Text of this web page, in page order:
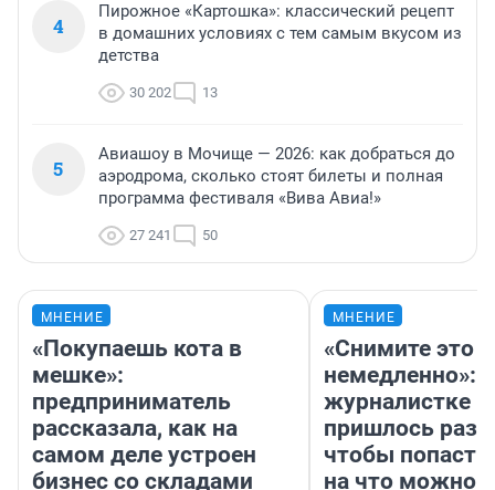
4
Пирожное «Картошка»: классический рецепт
в домашних условиях с тем самым вкусом из
детства
30 202 13
5
Авиашоу в Мочище — 2026: как добраться до
аэродрома, сколько стоят билеты и полная
программа фестиваля «Вива Авиа!»
27 241 50
МНЕНИЕ
«Покупаешь кота в
мешке»:
предприниматель
рассказала, как на
самом деле устроен
бизнес со складами
МНЕНИЕ
«Снимите это
немедленно»:
журналистке
пришлось
чтобы попасть
на что можно